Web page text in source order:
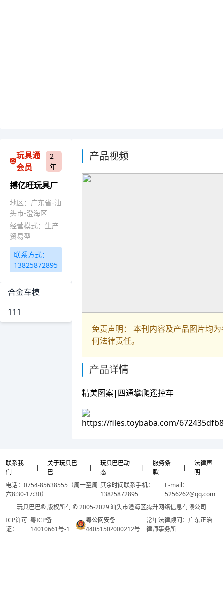
玩具通
会员
2
年
搏亿旺玩具厂
地区：广东省-汕
头市-澄海区
经营模式：生产
贸易型
联系方式：
13825872895
合金车模
111
产品视频
免责声明： 本刊内容及产品图片均
何法律责任。
产品详情
精美图案|四通攀爬遥控车
联系我
们
|
关于玩具巴
巴
|
玩具巴巴动
态
|
服务条
款
|
法律声
明
电话：0754-85638555（周一至周
六8:30-17:30）
其余时间联系手机：
13825872895
E-mail：
5256262@qq.com
玩具巴巴® 版权所有 © 2005-2029 汕头市澄海区腾升网络信息有限公司
ICP许可
证：
粤ICP备
14010661号-1
粤公网安备
44051502000212号
常年法律顾问：广东正治
律师事务所